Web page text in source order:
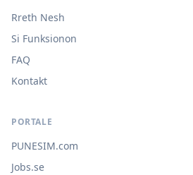
Rreth Nesh
Si Funksionon
FAQ
Kontakt
PORTALE
PUNESIM.com
Jobs.se